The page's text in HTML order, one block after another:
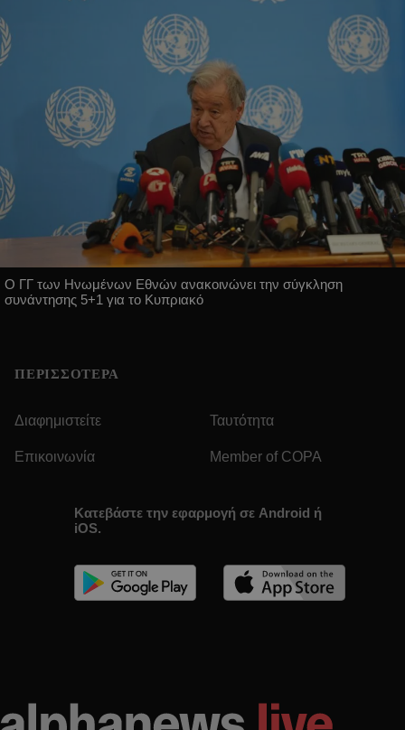
Ο ΓΓ των Ηνωμένων Εθνών ανακοινώνει την σύγκληση
συνάντησης 5+1 για το Κυπριακό
ΠΕΡΙΣΣΟΤΕΡΑ
Διαφημιστείτε Ταυτότητα
Επικοινωνία Member of COPA
Κατεβάστε την εφαρμογή σε Android ή
iOS.